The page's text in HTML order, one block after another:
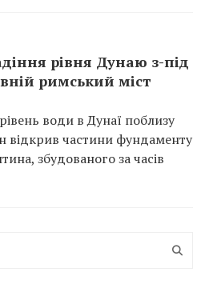
рівня Дунаю з-під
римський міст
води в Дунаї поблизу
відкрив частини фундаменту
збудованого за часів